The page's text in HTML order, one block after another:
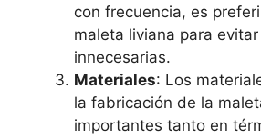
con frecuencia, es
maleta liviana para
innecesarias.
Materiales: Los
la fabricación de la
importantes tanto en